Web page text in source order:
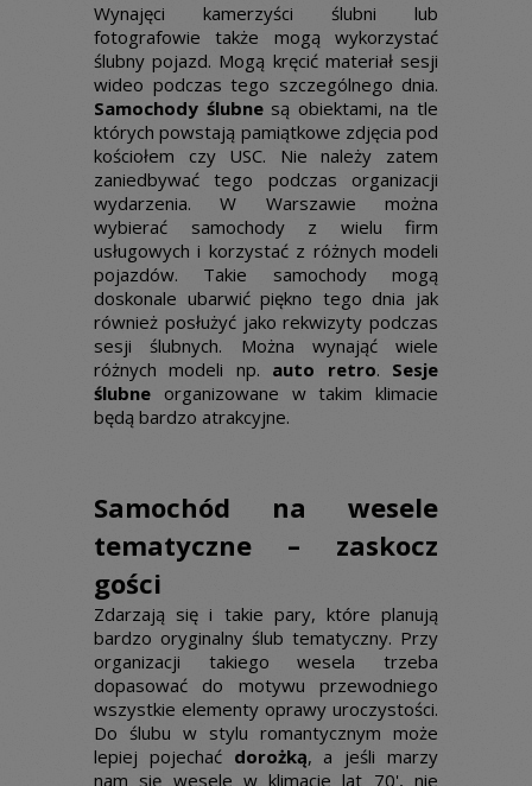
Wynajęci kamerzyści ślubni lub
fotografowie także mogą wykorzystać
ślubny pojazd. Mogą kręcić materiał sesji
wideo podczas tego szczególnego dnia.
Samochody ślubnesą obiektami, na tle
których powstają pamiątkowe zdjęcia pod
kościołem czy USC. Nie należy zatem
zaniedbywać tego podczas organizacji
wydarzenia. W Warszawie można
wybierać samochody z wielu firm
usługowych i korzystać z różnych modeli
pojazdów. Takie samochody mogą
doskonale ubarwić piękno tego dnia jak
również posłużyć jako rekwizyty podczas
sesji ślubnych. Można wynająć wiele
różnych modeli np. auto retro. Sesje
ślubne organizowane w takim klimacie
będą bardzo atrakcyjne.
Samochód na wesele
tematyczne – zaskocz
gości
Zdarzają się i takie pary, które planują
bardzo oryginalny ślub tematyczny. Przy
organizacji takiego wesela trzeba
dopasować do motywu przewodniego
wszystkie elementy oprawy uroczystości.
Do ślubu w stylu romantycznym może
lepiej pojechać dorożką, a jeśli marzy
nam się wesele w klimacie lat 70', nie